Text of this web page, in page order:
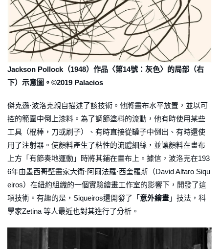
Jackson Pollock（1948）作品〈第14號：灰色〉的局部（右
下）示意圖。©2019 Palacios
傑克遜·波洛克親自描述了該技術。他將畫布水平放置，並以可
控的範圍中倒上漆料。為了調節塗料的流動，他有時使用某些
工具（棍棒，刀或刷子）、有時直接從罐子中倒出、有時還使
用了注射器。使顏料產生了粘性的流體細絲，並讓顏料在畫布
上方「有節奏地運動」時將其鋪在畫布上。據信，波洛克在193
6年由墨西哥壁畫家大衛·阿爾法羅·西奎羅斯（David Alfaro Siqu
eiros）在紐約組織的一個實驗繪畫工作室的影響下，開發了這
項技術。有趣的是，Siqueiros還開發了「 意外繪畫 」技法，科
學家Zetina 等人最近也對其進行了分析。